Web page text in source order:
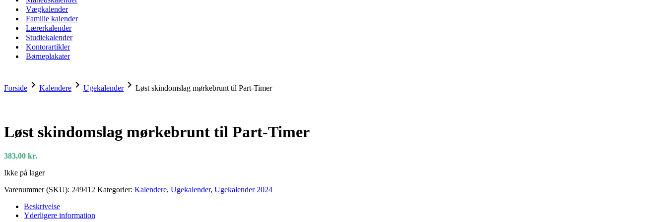
Vægkalender
Familie kalender
Lærerkalender
Studiekalender
Kontorartikler
Børneplakater
Forside chevron_right Kalendere chevron_right Ugekalenderchevron_right Løst skindomslag mørkebrunt til Part-Timer
Løst skindomslag mørkebrunt til Part-Timer
383,00 kr.
Ikke på lager
Varenummer (SKU): 249412 Kategorier: Kalendere, Ugekalender, Ugekalender 2024
Beskrivelse
Yderligere information